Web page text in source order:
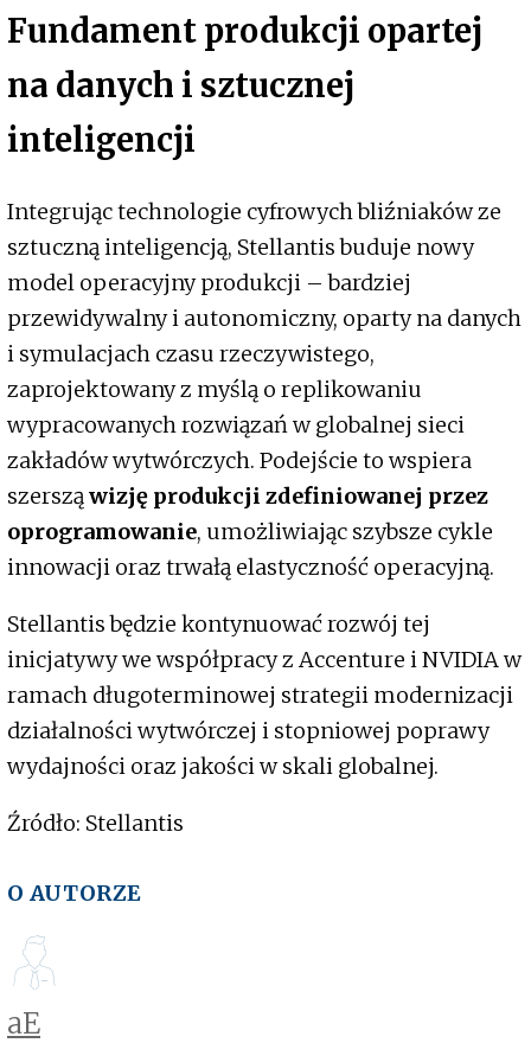
Fundament produkcji opartej
na danych i sztucznej
inteligencji
Integrując technologie cyfrowych bliźniaków ze
sztuczną inteligencją, Stellantis buduje nowy
model operacyjny produkcji – bardziej
przewidywalny i autonomiczny, oparty na danych
i symulacjach czasu rzeczywistego,
zaprojektowany z myślą o replikowaniu
wypracowanych rozwiązań w globalnej sieci
zakładów wytwórczych. Podejście to wspiera
szerszą wizję produkcji zdefiniowanej przez
oprogramowanie, umożliwiając szybsze cykle
innowacji oraz trwałą elastyczność operacyjną.
Stellantis będzie kontynuować rozwój tej
inicjatywy we współpracy z Accenture i NVIDIA w
ramach długoterminowej strategii modernizacji
działalności wytwórczej i stopniowej poprawy
wydajności oraz jakości w skali globalnej.
Źródło: Stellantis
O AUTORZE
aE